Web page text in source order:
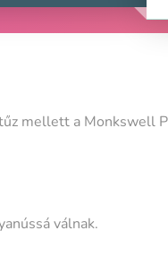
mellett a Monkswell
válnak.